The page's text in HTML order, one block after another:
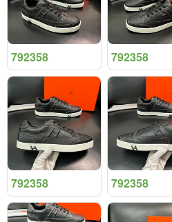
792358 792358
792358 792358